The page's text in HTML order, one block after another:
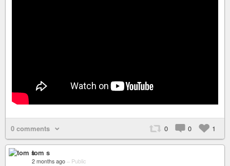
0 comments 0 0 1
tom s
2 months ago – Public